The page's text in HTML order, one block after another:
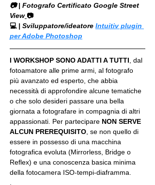
📷 | Fotografo Certificato Google Street
View 📷
💻 | Sviluppatore/ideatore Intuitiv plugin
per Adobe Photoshop
I WORKSHOP SONO ADATTI A TUTTI , dal
fotoamatore alle prime armi, al fotografo
più avanzato ed esperto, che abbia
necessità di approfondire alcune tematiche
o che solo desideri passare una bella
giornata a fotografare in compagnia di altri
appassionati. Per partecipare NON SERVE
ALCUN PREREQUISITO , se non quello di
essere in possesso di una macchina
fotografica evoluta (Mirrorless, Bridge o
Reflex) e una conoscenza basica minima
della fotocamera ISO-tempi-diaframma.